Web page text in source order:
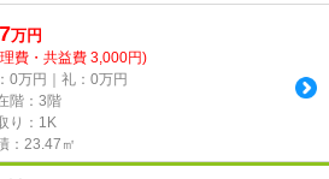
万円
費・共益費 3,000円)
0万円｜礼：0万円
階：3階
り：1K
：23.47㎡